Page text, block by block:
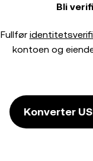
Bli
Fullfør
kontoen og
Konverter